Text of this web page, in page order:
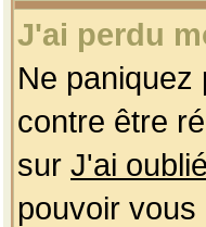
J'ai perdu
Ne paniquez
contre être
sur J'ai
pouvoir